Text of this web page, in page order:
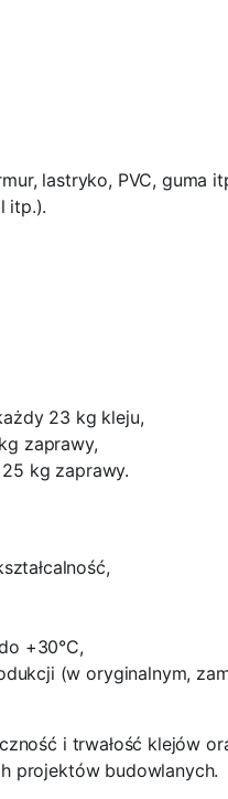
lastryko, PVC, guma
itp.).
23 kg kleju,
zaprawy,
kg zaprawy.
+30°C,
(w oryginalnym,
i trwałość klejów
projektów budowlanych.